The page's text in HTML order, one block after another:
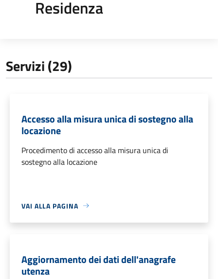
Residenza
Servizi (29)
Accesso alla misura unica di sostegno alla
locazione
Procedimento di accesso alla misura unica di
sostegno alla locazione
VAI ALLA PAGINA
Aggiornamento dei dati dell'anagrafe
utenza